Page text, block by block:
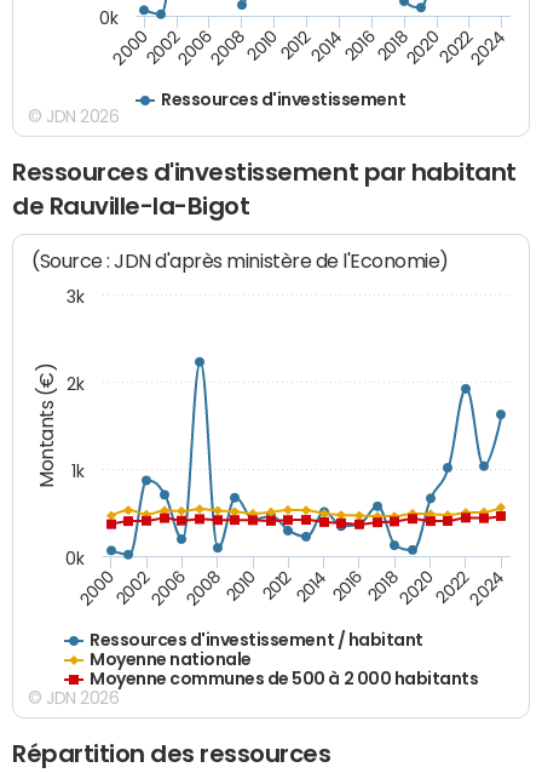
Ressources d'investissement
200020022006200820102012201420162018202020222024
0k
© JDN 2026
Ressources d'investissement par habitant
de Rauville-la-Bigot
Montants (€)
(Source : JDN d'après ministère de l'Economie)
Ressources d'investissement / habitant
Moyenne nationale
Moyenne communes de 500 à 2 000 habitants
20002002200620082010 2012201420162018202020222024
0k
1k
2k
3k
© JDN 2026
Répartition des ressources